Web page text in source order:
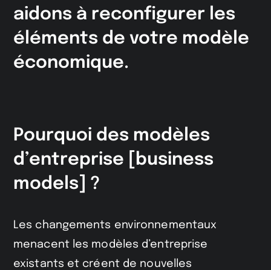
aidons à reconfigurer les
éléments de votre modèle
économique.
Pourquoi des modèles
d’entreprise [business
models] ?
Les changements environnementaux
menacent les modèles d’entreprise
existants et créent de nouvelles